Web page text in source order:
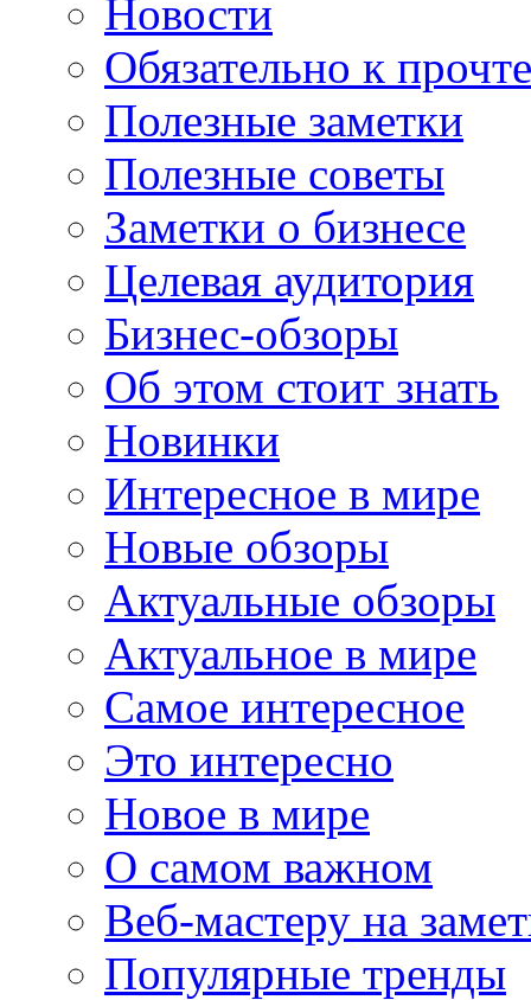
Новости
Обязательно к
Полезные заметки
Полезные советы
Заметки о бизнесе
Целевая аудитория
Бизнес-обзоры
Об этом стоит знать
Новинки
Интересное в мире
Новые обзоры
Актуальные обзоры
Актуальное в мире
Самое интересное
Это интересно
Новое в мире
О самом важном
Веб-мастеру на
Популярные тренды